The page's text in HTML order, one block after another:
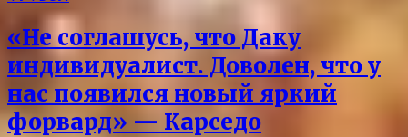
«Не соглашусь, что Даку
индивидуалист. Доволен, что у
нас появился новый яркий
форвард» — Карседо